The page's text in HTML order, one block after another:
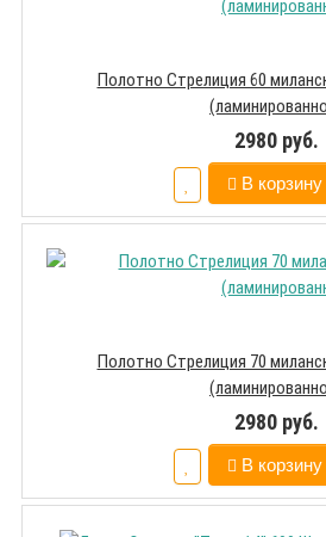
Полотно Стрелиция 60
2980 руб.
В корзину
Полотно Стрелиция 70
2980 руб.
В корзину